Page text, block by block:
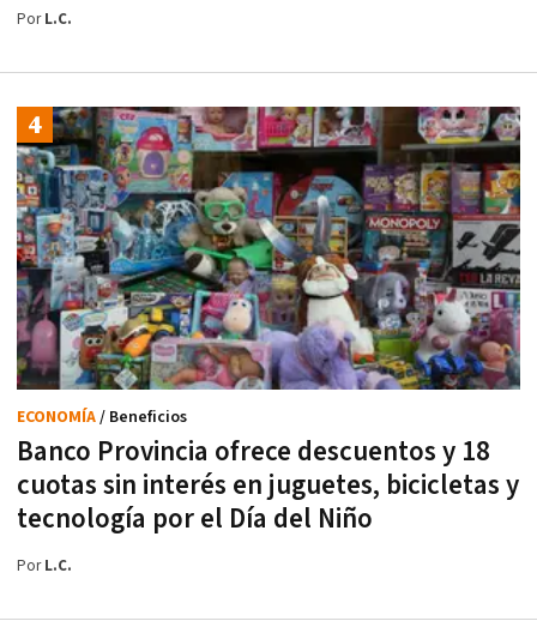
PorL.C.
Banco Provincia ofrece descuentos y 18
cuotas sin interés en juguetes, bicicletas y
tecnología por el Día del Niño
ECONOMÍA/ Beneficios
PorL.C.